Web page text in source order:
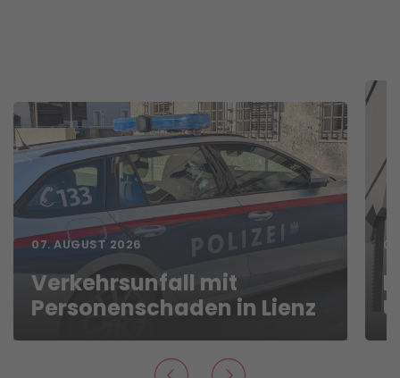
07. AUGUST 2026
Verkehrsunfall mit
Personenschaden in Lienz